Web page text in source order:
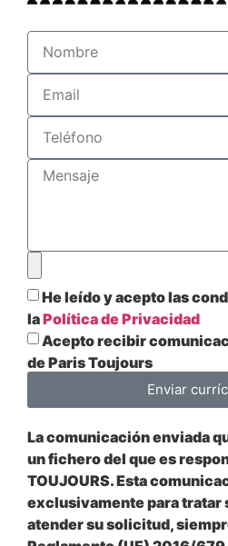
He leído y acepto las
laPolítica de Privacidad
Acepto recibir
de Paris Toujours
Enviar
La comunicación enviada
un fichero del que es
TOUJOURS. Esta
exclusivamente para tratar
atender su solicitud,